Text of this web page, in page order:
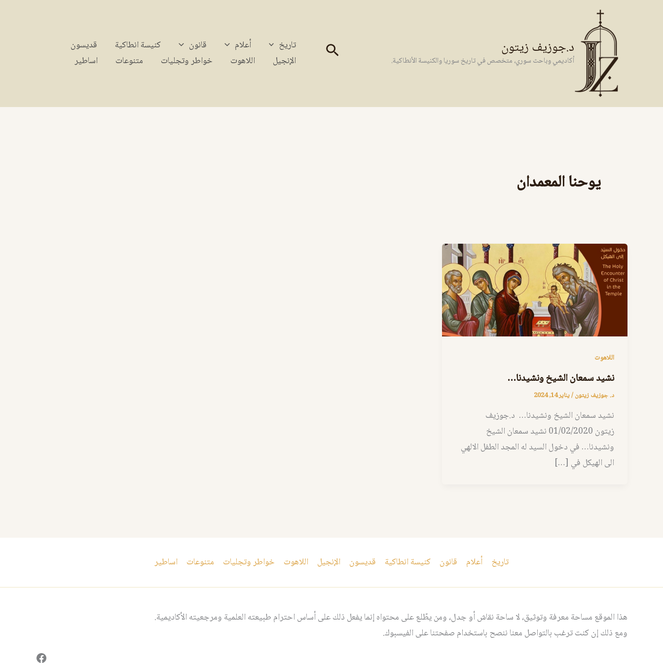
د.جوزيف زيتون
أكاديمي وباحث سوري، متخصص في تاريخ سوريا والكنيسة الأنطاكية. البحث تاريخ أعلام قانون كنيسة انطاكية
قديسون
الإنجيل
اللاهوت خواطر وتجليات متنوعات اساطير
يوحنا المعمدان
اللاهوت
نشيد سمعان الشيخ ونشيدنا…
د. جوزيف زيتون/يناير 14, 2024
نشيد سمعان الشيخ ونشيدنا… د.جوزيف
زيتون 01/02/2020 نشيد سمعان الشيخ
ونشيدنا… في دخول السيد له المجد الطفل الالهي
الى الهيكل في […]
تاريخ أعلام قانون كنيسة انطاكية قديسون الإنجيل اللاهوت خواطر وتجليات متنوعات اساطير
هذا الموقع مساحة معرفة وتوثيق، لا ساحة نقاش أو جدل، ومن يطّلع على محتواه إنما يفعل ذلك على أساس احترام طبيعته العلمية ومرجعيته الأكاديمية.
ومع ذلك إن كنت ترغب بالتواصل معنا ننصح باستخدام صفحتنا على الفيسبوك.
فيسبوك